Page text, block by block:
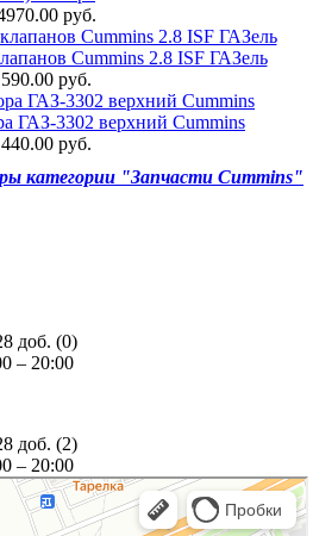
руб.
Cummins 2.8 ISF ГАЗель
590.00 руб.
ГАЗ-3302 верхний Cummins
440.00 руб.
категории "Запчасти Cummins"
доб. (0)
– 20:00
доб. (2)
– 20:00